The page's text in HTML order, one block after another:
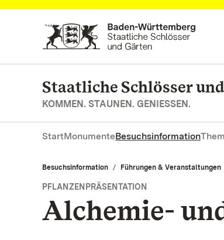
Zum Hauptinhalt springen
Staatliche Schlösser
KOMMEN. STAUNEN. GENIESSEN.
StartMonumenteBesuchsinformation
Besuchsinformation Führungen & Veranstaltungen
PFLANZENPRÄSENTATION
Alchemie-